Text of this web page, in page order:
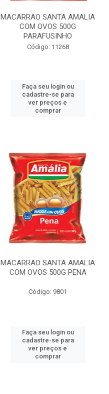
MACARRAO SANTA AMALIA
COM OVOS 500G
PARAFUSINHO
Código: 11268
Faça seu login ou
cadastre-se para
ver preços e
comprar
MACARRAO SANTA AMALIA
COM OVOS 500G PENA
Código: 9801
Faça seu login ou
cadastre-se para
ver preços e
comprar